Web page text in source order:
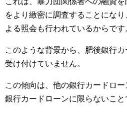
をより緻密に調査することにな
よる照会も行われているからです
このような背景から、肥後銀行
受け付けていません。
この傾向は、他の銀行カードロ
銀行カードローンに限らないこと